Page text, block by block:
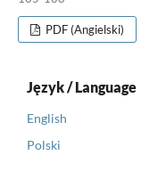
PDF (Angielski)
Język / Language
English
Polski